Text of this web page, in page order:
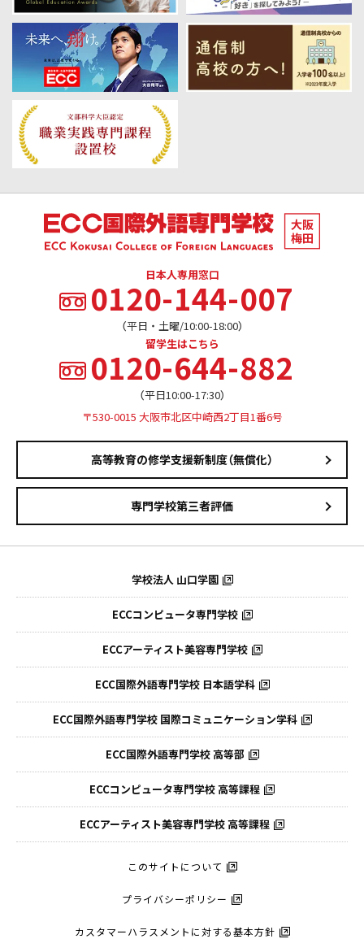
日本人専用窓口
0120-144-007
（平日・土曜/10:00-18:00）
留学生はこちら
0120-644-882
（平日10:00-17:30）
〒530-0015 大阪市北区中崎西2丁目1番6号
高等教育の修学支援新制度（無償化）
専門学校第三者評価
学校法人 山口学園
ECCコンピュータ専門学校
ECCアーティスト美容専門学校
ECC国際外語専門学校 日本語学科
ECC国際外語専門学校 国際コミュニケーション学科
ECC国際外語専門学校 高等部
ECCコンピュータ専門学校 高等課程
ECCアーティスト美容専門学校 高等課程
このサイトについて
プライバシーポリシー
カスタマーハラスメントに対する基本方針